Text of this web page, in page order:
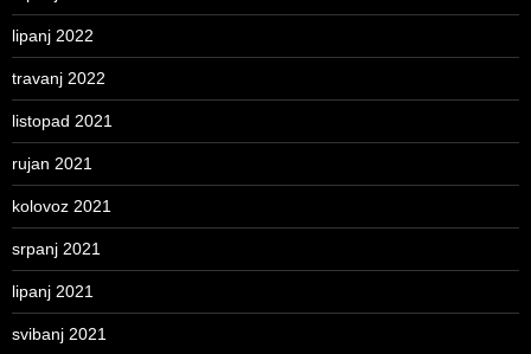
lipanj 2022
travanj 2022
listopad 2021
rujan 2021
kolovoz 2021
srpanj 2021
lipanj 2021
svibanj 2021